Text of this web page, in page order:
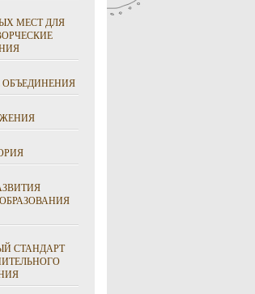
МЕСТ ДЛЯ
ОБЪЕДИНЕНИЯ
СТАНДАРТ